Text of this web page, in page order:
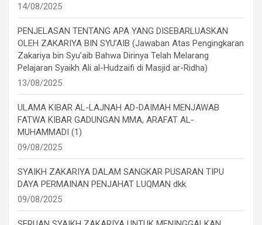
14/08/2025
PENJELASAN TENTANG APA YANG DISEBARLUASKAN
OLEH ZAKARIYA BIN SYU’AIB (Jawaban Atas Pengingkaran
Zakariya bin Syu’aib Bahwa Dirinya Telah Melarang
Pelajaran Syaikh Ali al-Hudzaifi di Masjid ar-Ridha)
13/08/2025
ULAMA KIBAR AL-LAJNAH AD-DAIMAH MENJAWAB
FATWA KIBAR GADUNGAN MMA, ARAFAT AL-
MUHAMMADI (1)
09/08/2025
SYAIKH ZAKARIYA DALAM SANGKAR PUSARAN TIPU
DAYA PERMAINAN PENJAHAT LUQMAN dkk.
09/08/2025